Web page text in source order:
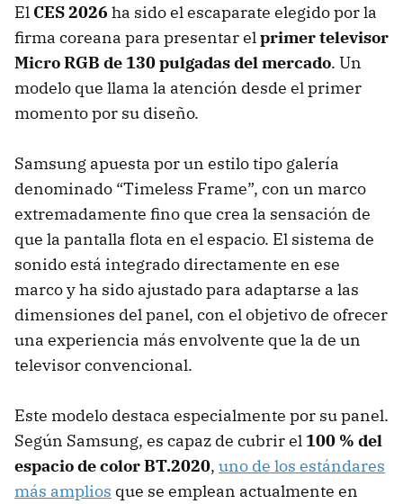
El CES 2026 ha sido el escaparate elegido por la
firma coreana para presentar elprimer televisor
Micro RGB de 130 pulgadas del mercado. Un
modelo que llama la atención desde el primer
momento por su diseño.
Samsung apuesta por un estilo tipo galería
denominado “Timeless Frame”, con un marco
extremadamente fino que crea la sensación de
que la pantalla flota en el espacio. El sistema de
sonido está integrado directamente en ese
marco y ha sido ajustado para adaptarse a las
dimensiones del panel, con el objetivo de ofrecer
una experiencia más envolvente que la de un
televisor convencional.
Este modelo destaca especialmente por su panel.
Según Samsung, es capaz de cubrir el 100 % del
espacio de color BT.2020, uno de los estándares
más amplios que se emplean actualmente en